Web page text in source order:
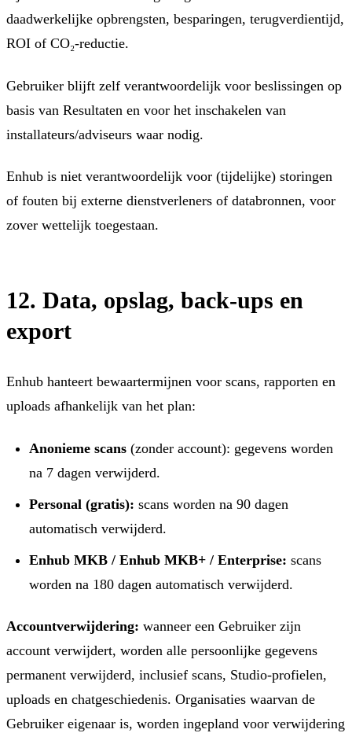
daadwerkelijke opbrengsten, besparingen, terugverdientijd,
ROI of CO₂-reductie.
Gebruiker blijft zelf verantwoordelijk voor beslissingen op
basis van Resultaten en voor het inschakelen van
installateurs/adviseurs waar nodig.
Enhub is niet verantwoordelijk voor (tijdelijke) storingen
of fouten bij externe dienstverleners of databronnen, voor
zover wettelijk toegestaan.
12. Data, opslag, back-ups en
export
Enhub hanteert bewaartermijnen voor scans, rapporten en
uploads afhankelijk van het plan:
Anonieme scans (zonder account): gegevens worden
na 7 dagen verwijderd.
Personal (gratis): scans worden na 90 dagen
automatisch verwijderd.
Enhub MKB / Enhub MKB+ / Enterprise: scans
worden na 180 dagen automatisch verwijderd.
Accountverwijdering: wanneer een Gebruiker zijn
account verwijdert, worden alle persoonlijke gegevens
permanent verwijderd, inclusief scans, Studio-profielen,
uploads en chatgeschiedenis. Organisaties waarvan de
Gebruiker eigenaar is, worden ingepland voor verwijdering